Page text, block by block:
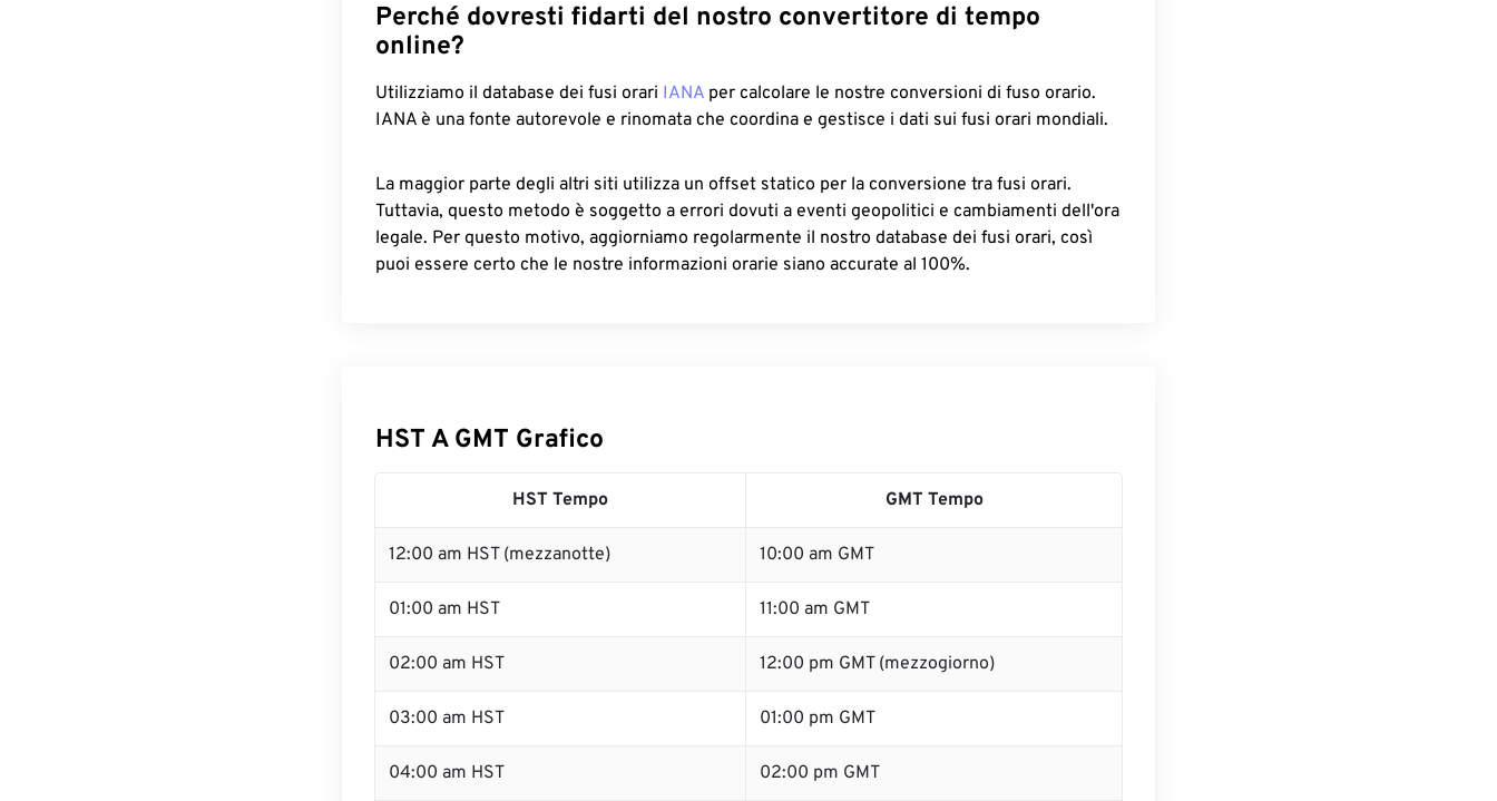
Perché dovresti fidarti del nostro convertitore di tempo
online?
Utilizziamo il database dei fusi orari IANA per calcolare le nostre conversioni di fuso orario.
IANA è una fonte autorevole e rinomata che coordina e gestisce i dati sui fusi orari mondiali.
La maggior parte degli altri siti utilizza un offset statico per la conversione tra fusi orari.
Tuttavia, questo metodo è soggetto a errori dovuti a eventi geopolitici e cambiamenti dell'ora
legale. Per questo motivo, aggiorniamo regolarmente il nostro database dei fusi orari, così
puoi essere certo che le nostre informazioni orarie siano accurate al 100%.
HST A GMT Grafico
HST Tempo GMT Tempo
12:00 am HST (mezzanotte) 10:00 am GMT
01:00 am HST 11:00 am GMT
02:00 am HST 12:00 pm GMT (mezzogiorno)
03:00 am HST 01:00 pm GMT
04:00 am HST 02:00 pm GMT